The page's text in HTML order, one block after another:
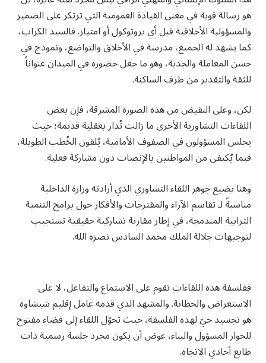
هو رسالة قوية في معنى القيادة العمومية التي ترتكز على الضمير
والمسؤولية الأخلاقية قبل أي بروتوكول أو امتياز. فالسيد الكراب،
كما يشهد له الجميع، مدرسة في الأخلاق والتواضع، ونموذج في
حسن المعاملة والجدية، وهو ما جعل حضوره في الميدان عنواناً
للثقة والتقدير من طرف الساكنة.
لكن، وعلى النقيض من هذه الصورة المشرقة، فإن بعض
اللقاءات التشاورية الأخرى ما زالت تُدار بعقلية قديمة؛ حيث
يجلس المسؤولون في الصفوف الأمامية، يُلقون الخُطب الطويلة،
فيما يُكتفى من المواطنين بالإنصات دون مشاركة فعلية.
وهنا يضيع جوهر اللقاء التشاوري الذي أرادته وزارة الداخلية
مناسبةً لـ تقاسم الآراء والمقترحات والأفكار حول برامج التنمية
الترابية المندمجة، في إطار مقاربة تشاركية حقيقية تستجيب
لتوجيهات جلالة الملك محمد السادس نصره الله.
ففلسفة هذه اللقاءات تقوم على الاستماع والتفاعل، لا على
الاستعراض والخطابة. والمشهد الذي قدمه عامل إقليم شيشاوة
هو تجسيد حيّ لهذه الفلسفة، حيث تحوّل اللقاء إلى فضاء مفتوح
للحوار المسؤول والبناء، عوض أن يكون مجرد جلسة رسمية ذات
طابع أحادي الاتجاه.